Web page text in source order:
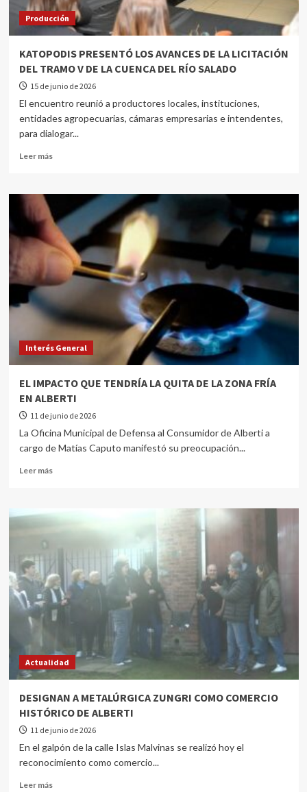
Producción
KATOPODIS PRESENTÓ LOS AVANCES DE LA LICITACIÓN
DEL TRAMO V DE LA CUENCA DEL RÍO SALADO
15 de junio de 2026
El encuentro reunió a productores locales, instituciones,
entidades agropecuarias, cámaras empresarias e intendentes,
para dialogar...
Leer más
Interés General
EL IMPACTO QUE TENDRÍA LA QUITA DE LA ZONA FRÍA
EN ALBERTI
11 de junio de 2026
La Oficina Municipal de Defensa al Consumidor de Alberti a
cargo de Matías Caputo manifestó su preocupación...
Leer más
Actualidad
DESIGNAN A METALÚRGICA ZUNGRI COMO COMERCIO
HISTÓRICO DE ALBERTI
11 de junio de 2026
En el galpón de la calle Islas Malvinas se realizó hoy el
reconocimiento como comercio...
Leer más